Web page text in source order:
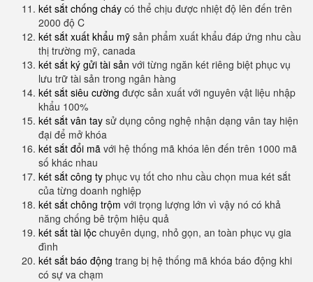
két sắt chống cháy có thể chịu được nhiệt độ lên đến trên
2000 độ C
két sắt xuất khẩu mỹ sản phẩm xuất khẩu đáp ứng nhu cầu
thị trường mỹ, canada
két sắt ký gửi tài sản với từng ngăn két riêng biệt phục vụ
lưu trữ tài sản trong ngân hàng
két sắt siêu cường được sản xuất với nguyên vật liệu nhập
khẩu 100%
két sắt vân tay sử dụng công nghệ nhận dạng vân tay hiện
đại để mở khóa
két sắt đổi mã với hệ thống mã khóa lên đến trên 1000 mã
số khác nhau
két sắt công ty phục vụ tốt cho nhu cầu chọn mua két sắt
của từng doanh nghiệp
két sắt chông trộm với trọng lượng lớn vì vậy nó có khả
năng chống bê trộm hiệu quả
két sắt tài lộc chuyên dụng, nhỏ gọn, an toàn phục vụ gia
đình
két sắt báo động trang bị hệ thống mã khóa báo động khi
có sự va chạm